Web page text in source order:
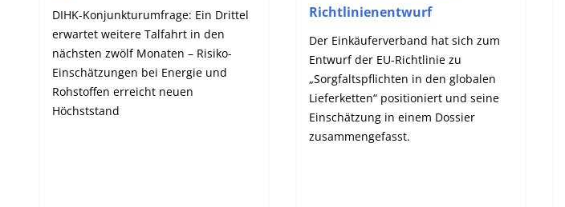
DIHK-Konjunkturumfrage: Ein Drittel
erwartet weitere Talfahrt in den
nächsten zwölf Monaten – Risiko-
Einschätzungen bei Energie und
Rohstoffen erreicht neuen
Höchststand
Richtlinienentwurf
Der Einkäuferverband hat sich zum
Entwurf der EU-Richtlinie zu
„Sorgfaltspflichten in den globalen
Lieferketten“ positioniert und seine
Einschätzung in einem Dossier
zusammengefasst.